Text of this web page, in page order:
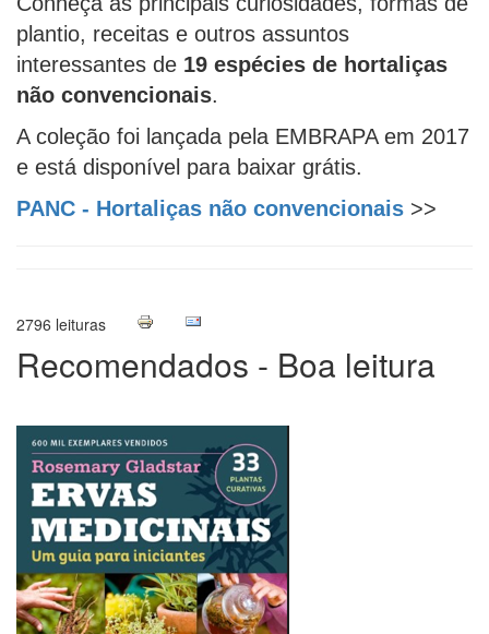
plantio, receitas e outros assuntos
interessantes de 19 espécies de hortaliças
não convencionais.
A coleção foi lançada pela EMBRAPA em 2017
e está disponível para baixar grátis.
PANC - Hortaliças não convencionais >>
2796 leituras
Recomendados - Boa leitura